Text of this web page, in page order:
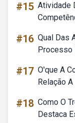
#15 Atividade
#16 Qual Das
Processo
#17 O'que A
Relação
#18 Como O
Destaca